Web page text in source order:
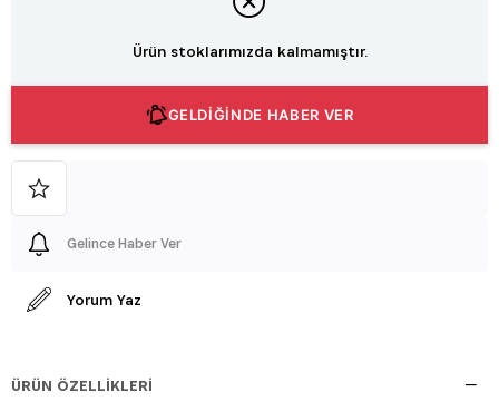
Ürün stoklarımızda kalmamıştır.
GELDİĞİNDE HABER VER
Gelince Haber Ver
Yorum Yaz
ÜRÜN ÖZELLIKLERI